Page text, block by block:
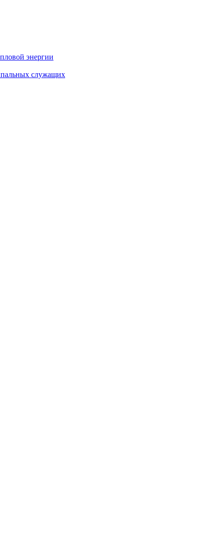
энергии
служащих